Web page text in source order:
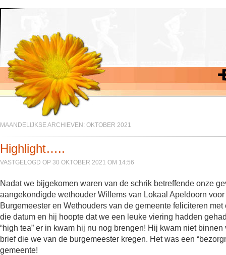
MAANDELIJKSE ARCHIEVEN: OKTOBER 2021
Highlight…..
VASTGELOGD OP 30 OKTOBER 2021 OM 14:56
Nadat we bijgekomen waren van de schrik betreffende onze
aangekondigde wethouder Willems van Lokaal Apeldoorn
Burgemeester en Wethouders van de gemeente feliciteren
die datum en hij hoopte dat we een leuke viering hadden
“high tea” er in kwam hij nu nog brengen! Hij kwam niet
brief die we van de burgemeester kregen. Het was een
gemeente!